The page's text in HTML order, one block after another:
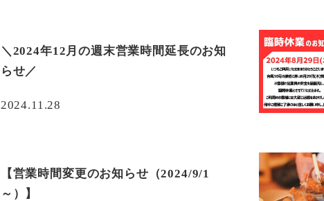
＼2024年12月の週末営業時間延長のお知
らせ／
2024.11.28
【営業時間変更のお知らせ（2024/9/1
～）】